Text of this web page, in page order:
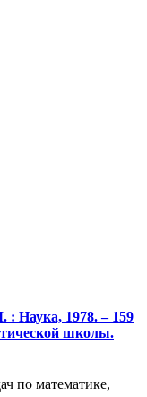
Наука, 1978. – 159
школы.
по математике,